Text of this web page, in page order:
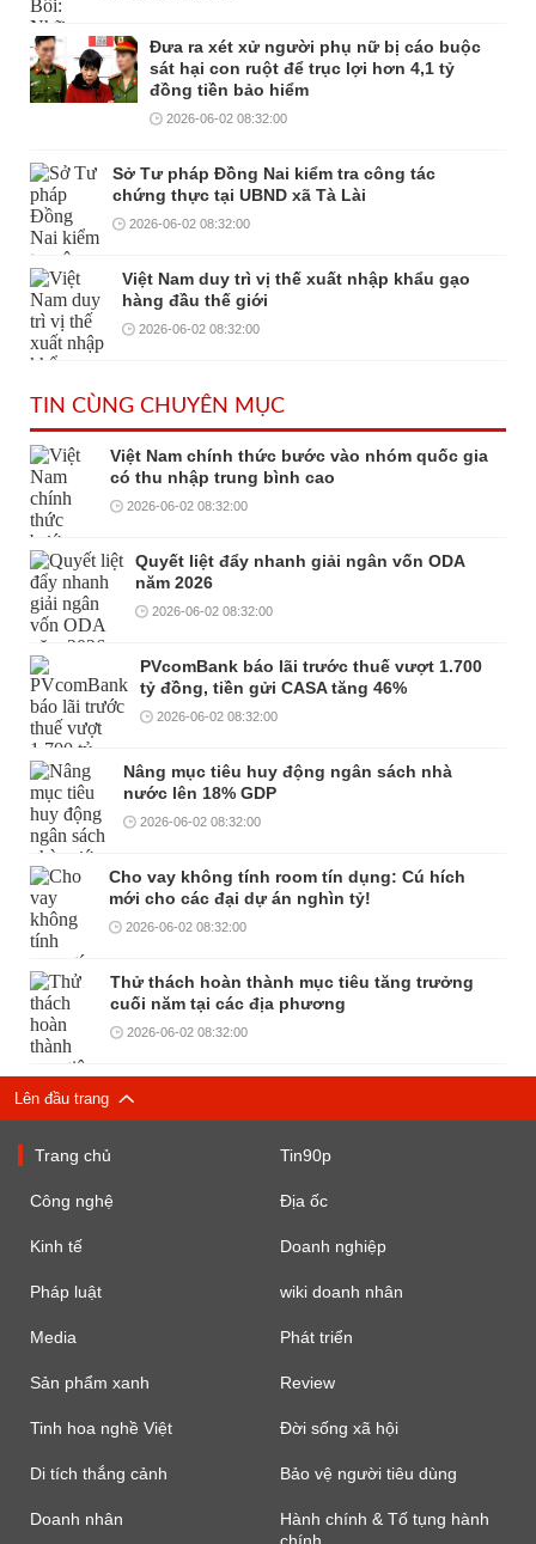
Đưa ra xét xử người phụ nữ bị cáo buộc
sát hại con ruột để trục lợi hơn 4,1 tỷ
đồng tiền bảo hiểm
2026-06-02 08:32:00
Sở Tư pháp Đồng Nai kiểm tra công tác
chứng thực tại UBND xã Tà Lài
2026-06-02 08:32:00
Việt Nam duy trì vị thế xuất nhập khẩu gạo
hàng đầu thế giới
2026-06-02 08:32:00
TIN CÙNG CHUYÊN MỤC
Việt Nam chính thức bước vào nhóm quốc gia
có thu nhập trung bình cao
2026-06-02 08:32:00
Quyết liệt đẩy nhanh giải ngân vốn ODA
năm 2026
2026-06-02 08:32:00
PVcomBank báo lãi trước thuế vượt 1.700
tỷ đồng, tiền gửi CASA tăng 46%
2026-06-02 08:32:00
Nâng mục tiêu huy động ngân sách nhà
nước lên 18% GDP
2026-06-02 08:32:00
Cho vay không tính room tín dụng: Cú hích
mới cho các đại dự án nghìn tỷ!
2026-06-02 08:32:00
Thử thách hoàn thành mục tiêu tăng trưởng
cuối năm tại các địa phương
2026-06-02 08:32:00
Lên đầu trang
Trang chủ Tin90p
Công nghệ Địa ốc
Kinh tế Doanh nghiệp
Pháp luật wiki doanh nhân
Media Phát triển
Sản phẩm xanh Review
Tinh hoa nghề Việt Đời sống xã hội
Di tích thắng cảnh Bảo vệ người tiêu dùng
Doanh nhân
Hành chính & Tố tụng hành
chính